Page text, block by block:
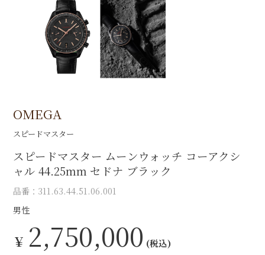
OMEGA
スピードマスター
スピードマスター ムーンウォッチ コーアクシ
ャル 44.25mm セドナ ブラック
品番：311.63.44.51.06.001
男性
￥ 2,750,000 (税込)